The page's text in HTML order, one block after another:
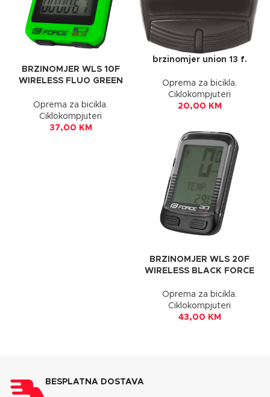
brzinomjer union 13 f.
Oprema za bicikla,
Ciklokompjuteri
20,00 KM
BRZINOMJER WLS 10F
WIRELESS FLUO GREEN
Oprema za bicikla,
Ciklokompjuteri
37,00 KM
BRZINOMJER WLS 20F
WIRELESS BLACK FORCE
Oprema za bicikla,
Ciklokompjuteri
43,00 KM
BESPLATNA DOSTAVA